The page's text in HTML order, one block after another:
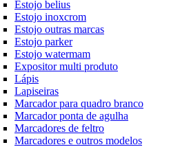
Estojo belius
Estojo inoxcrom
Estojo outras marcas
Estojo parker
Estojo watermam
Expositor multi produto
Lápis
Lapiseiras
Marcador para quadro branco
Marcador ponta de agulha
Marcadores de feltro
Marcadores e outros modelos